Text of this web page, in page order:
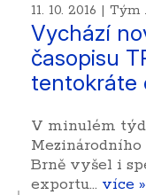
11. 10. 2016 |
Vychází
časopisu
tentokráte
V minulém
Brně vyšel i
exportu… více »